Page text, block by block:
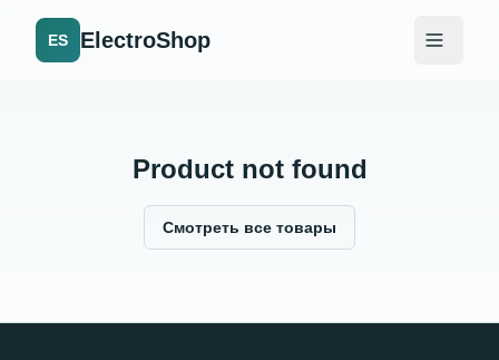
ES ElectroShop
Product not found
Смотреть все товары